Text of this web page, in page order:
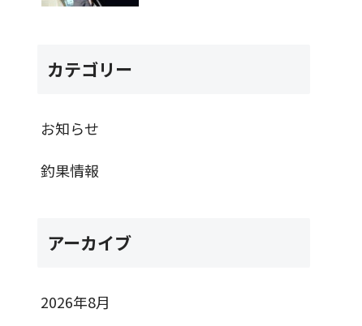
カテゴリー
お知らせ
釣果情報
アーカイブ
2026年8月